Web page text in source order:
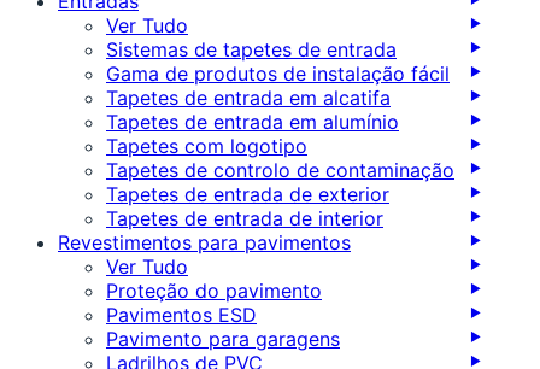
Ver Tudo
Sistemas de tapetes de entrada
Gama de produtos de instalação fácil
Tapetes de entrada em alcatifa
Tapetes de entrada em alumínio
Tapetes com logotipo
Tapetes de controlo de contaminação
Tapetes de entrada de exterior
Tapetes de entrada de interior
Revestimentos para pavimentos
Ver Tudo
Proteção do pavimento
Pavimentos ESD
Pavimento para garagens
Ladrilhos de PVC